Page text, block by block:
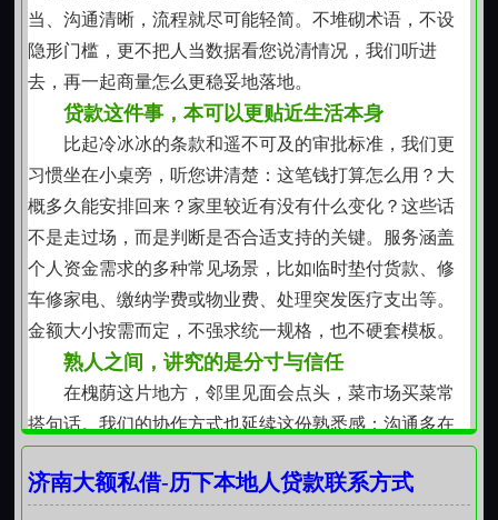
的年轻人租房押金压力这些细节构成我们服务的真实底
色。不套用外地模板，不照搬线上话术，所有支持都带
着对这片土地的理解与尊重，一步一个脚印，稳稳接住
那些真实的、具体的、不张扬却很重要的资金需要。
当、沟通清晰，流程就尽可能轻简。不堆砌术语，不设
隐形门槛，更不把人当数据看您说清情况，我们听进
去，再一起商量怎么更稳妥地落地。
贷款这件事，本可以更贴近生活本身
比起冷冰冰的条款和遥不可及的审批标准，我们更
习惯坐在小桌旁，听您讲清楚：这笔钱打算怎么用？大
概多久能安排回来？家里较近有没有什么变化？这些话
不是走过场，而是判断是否合适支持的关键。服务涵盖
个人资金需求的多种常见场景，比如临时垫付货款、修
车修家电、缴纳学费或物业费、处理突发医疗支出等。
金额大小按需而定，不强求统一规格，也不硬套模板。
熟人之间，讲究的是分寸与信任
在槐荫这片地方，邻里见面会点头，菜市场买菜常
搭句话。我们的协作方式也延续这份熟悉感：沟通多在
活状态与还款意愿。没有层层转接，没有AI语音反复确
济南大额私借-历下本地人贷款联系方式